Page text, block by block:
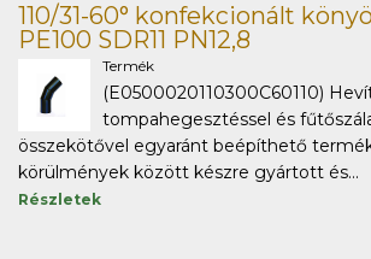
110/31-60° konfekcionált
PE100 SDR11 PN12,8
Termék
(E0500020110300C60110)
tompahegesztéssel és
összekötővel egyaránt beépíthető
körülmények között készre gyártott és...
Részletek